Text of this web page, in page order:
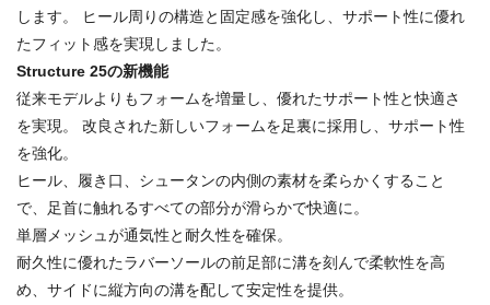
します。 ヒール周りの構造と固定感を強化し、サポート性に優れ
たフィット感を実現しました。
Structure 25の新機能
従来モデルよりもフォームを増量し、優れたサポート性と快適さ
を実現。 改良された新しいフォームを足裏に採用し、サポート性
を強化。
ヒール、履き口、シュータンの内側の素材を柔らかくすること
で、足首に触れるすべての部分が滑らかで快適に。
単層メッシュが通気性と耐久性を確保。
耐久性に優れたラバーソールの前足部に溝を刻んで柔軟性を高
め、サイドに縦方向の溝を配して安定性を提供。